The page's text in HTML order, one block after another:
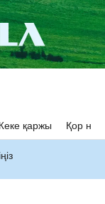
қаржы Қор